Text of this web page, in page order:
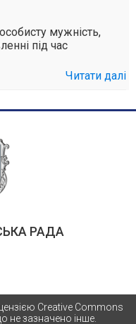
мужність,
під час
Читати далі
РАДА
Creative Commons
не зазначено інше.